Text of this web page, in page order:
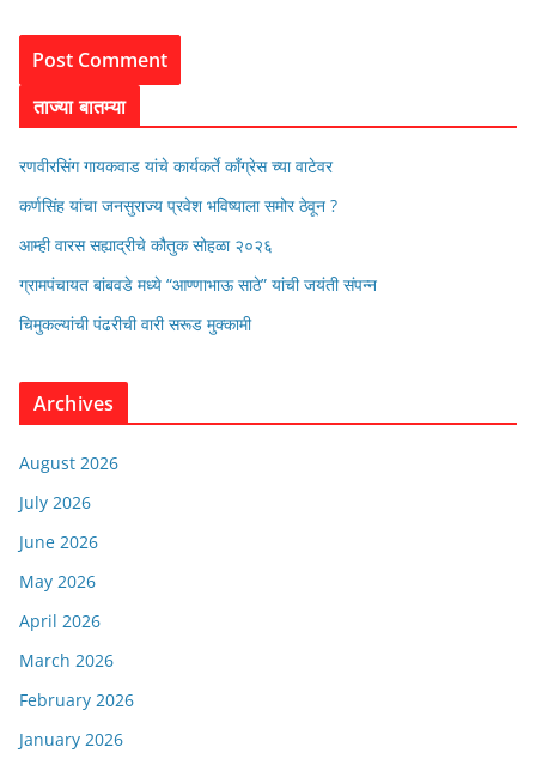
ताज्या बातम्या
रणवीरसिंग गायकवाड यांचे कार्यकर्ते कॉंग्रेस च्या वाटेवर
कर्णसिंह यांचा जनसुराज्य प्रवेश भविष्याला समोर ठेवून ?
आम्ही वारस सह्याद्रीचे कौतुक सोहळा २०२६
ग्रामपंचायत बांबवडे मध्ये “आण्णाभाऊ साठे” यांची जयंती संपन्न
चिमुकल्यांची पंढरीची वारी सरूड मुक्कामी
Archives
August 2026
July 2026
June 2026
May 2026
April 2026
March 2026
February 2026
January 2026